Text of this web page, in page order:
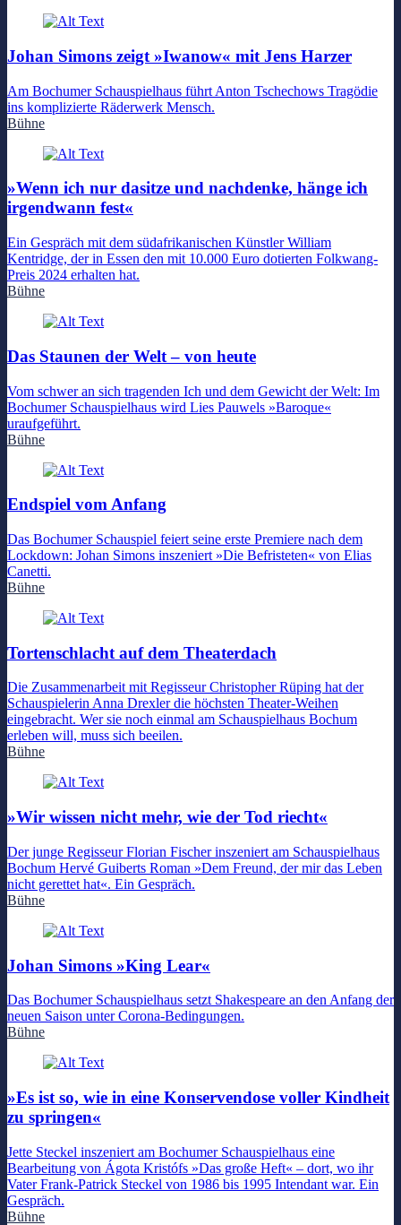
Johan Simons zeigt »Iwanow« mit Jens Harzer
Am Bochumer Schauspielhaus führt Anton Tschechows Tragödie
ins komplizierte Räderwerk Mensch.
Bühne
»Wenn ich nur dasitze und nachdenke, hänge ich
irgendwann fest«
Ein Gespräch mit dem südafrikanischen Künstler William
Kentridge, der in Essen den mit 10.000 Euro dotierten Folkwang-
Preis 2024 erhalten hat.
Bühne
Das Staunen der Welt – von heute
Vom schwer an sich tragenden Ich und dem Gewicht der Welt: Im
Bochumer Schauspielhaus wird Lies Pauwels »Baroque«
uraufgeführt.
Bühne
Endspiel vom Anfang
Das Bochumer Schauspiel feiert seine erste Premiere nach dem
Lockdown: Johan Simons inszeniert »Die Befristeten« von Elias
Canetti.
Bühne
Tortenschlacht auf dem Theaterdach
Die Zusammenarbeit mit Regisseur Christopher Rüping hat der
Schauspielerin Anna Drexler die höchsten Theater-Weihen
eingebracht. Wer sie noch einmal am Schauspielhaus Bochum
erleben will, muss sich beeilen.
Bühne
»Wir wissen nicht mehr, wie der Tod riecht«
Der junge Regisseur Florian Fischer inszeniert am Schauspielhaus
Bochum Hervé Guiberts Roman »Dem Freund, der mir das Leben
nicht gerettet hat«. Ein Gespräch.
Bühne
Johan Simons »King Lear«
Das Bochumer Schauspielhaus setzt Shakespeare an den Anfang der
neuen Saison unter Corona-Bedingungen.
Bühne
»Es ist so, wie in eine Konservendose voller Kindheit
zu springen«
Jette Steckel inszeniert am Bochumer Schauspielhaus eine
Bearbeitung von Ágota Kristófs »Das große Heft« – dort, wo ihr
Vater Frank-Patrick Steckel von 1986 bis 1995 Intendant war. Ein
Gespräch.
Bühne